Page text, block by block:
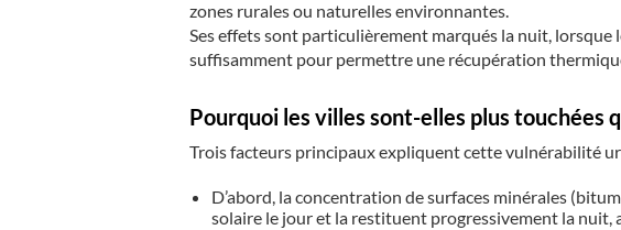
zones rurales ou naturelles environnantes.
Ses effets sont particulièrement marqués la nuit, lorsque
suffisamment pour permettre une récupération
Pourquoi les villes sont-elles plus touchées
Trois facteurs principaux expliquent cette vulnérabilité
D’abord, la concentration de surfaces minérales
solaire le jour et la restituent progressivement la nuit,